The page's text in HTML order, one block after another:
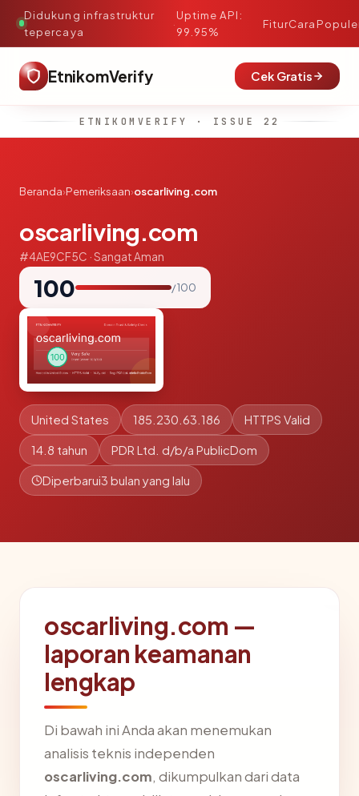
Didukung infrastruktur
tepercaya
·
Uptime API:
99.95%
FiturCara
EtnikomVerify Cek Gratis
ETNIKOMVERIFY · ISSUE 22
Beranda›Pemeriksaan›oscarliving.com
oscarliving.com
#4AE9CF5C · Sangat Aman
100 / 100
United States 185.230.63.186 HTTPS Valid
14.8 tahun PDR Ltd. d/b/a PublicDom
Diperbarui3 bulan yang lalu
oscarliving.com —
laporan keamanan
lengkap
Di bawah ini Anda akan menemukan
analisis teknis independen
oscarliving.com, dikumpulkan dari data